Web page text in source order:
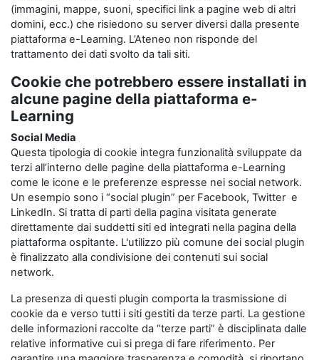
(immagini, mappe, suoni, specifici link a pagine web di altri
domini, ecc.) che risiedono su server diversi dalla presente
piattaforma e-Learning. L’Ateneo non risponde del
trattamento dei dati svolto da tali siti.
Cookie che potrebbero essere installati in
alcune pagine della piattaforma e-
Learning
Social Media
Questa tipologia di cookie integra funzionalità sviluppate da
terzi all’interno delle pagine della piattaforma e-Learning
come le icone e le preferenze espresse nei social network.
Un esempio sono i “social plugin” per Facebook, Twitter e
LinkedIn. Si tratta di parti della pagina visitata generate
direttamente dai suddetti siti ed integrati nella pagina della
piattaforma ospitante. L'utilizzo più comune dei social plugin
è finalizzato alla condivisione dei contenuti sui social
network.
La presenza di questi plugin comporta la trasmissione di
cookie da e verso tutti i siti gestiti da terze parti. La gestione
delle informazioni raccolte da “terze parti” è disciplinata dalle
relative informative cui si prega di fare riferimento. Per